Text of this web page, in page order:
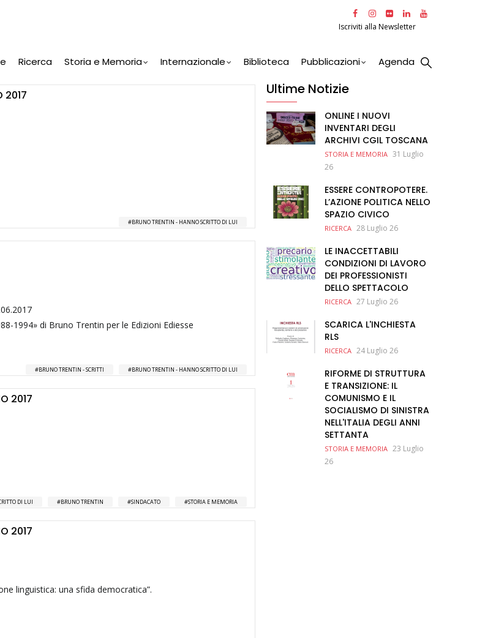
Iscriviti alla Newsletter
Ricerca Storia e Memoria Internazionale Biblioteca Pubblicazioni Agenda
2017
BRUNO TRENTIN - HANNO SCRITTO DI LUI
1994» di Bruno Trentin per le Edizioni Ediesse
BRUNO TRENTIN - SCRITTI BRUNO TRENTIN - HANNO SCRITTO DI LUI
2017
DI LUI BRUNO TRENTIN SINDACATO STORIA E MEMORIA
2017
linguistica: una sfida democratica”.
Ultime Notizie
ONLINE I NUOVI
INVENTARI DEGLI
ARCHIVI CGIL TOSCANA
STORIA E MEMORIA 31 Luglio
26
ESSERE CONTROPOTERE.
L’AZIONE POLITICA NELLO
SPAZIO CIVICO
RICERCA 28 Luglio 26
LE INACCETTABILI
CONDIZIONI DI LAVORO
DEI PROFESSIONISTI
DELLO SPETTACOLO
RICERCA 27 Luglio 26
SCARICA L'INCHIESTA
RLS
RICERCA 24 Luglio 26
RIFORME DI STRUTTURA
E TRANSIZIONE: IL
COMUNISMO E IL
SOCIALISMO DI SINISTRA
NELL'ITALIA DEGLI ANNI
SETTANTA
STORIA E MEMORIA 23 Luglio
26